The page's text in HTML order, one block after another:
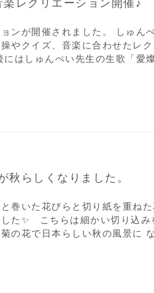
レクリエーション開催♪
ンが開催されました。 しゅん
やクイズ、音楽に合わせたレ
はしゅんぺい先生の生歌「愛
秋らしくなりました。
巻いた花びらと切り紙を重ね
た✨ こちらは細かい切り込み
の花で日本らしい秋の風景に